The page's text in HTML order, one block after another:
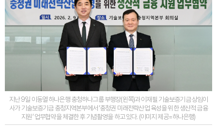
지난 9일 이동열 하나은행 충청하나그룹 부행장(왼쪽)과 이재필 기술보증기금 상임이
사가 기술보증기금 충청지역본부에서 ‘충청권 미래전략산업 육성을 위한 생산적 금융
지원’ 업무협약을 체결한 후 기념촬영을 하고 있다. (이미지 제공=하나은행)